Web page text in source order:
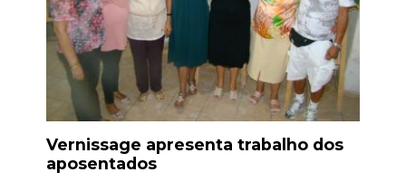
Vernissage apresenta trabalho dos
aposentados